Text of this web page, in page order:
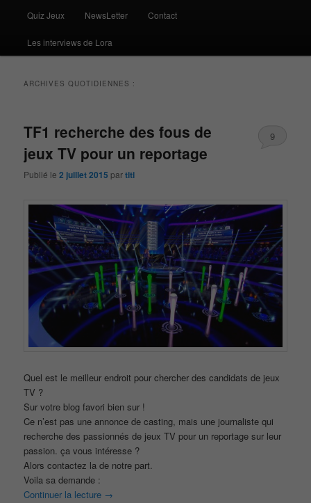
Quiz Jeux NewsLetter Contact
Les interviews de Lora
ARCHIVES QUOTIDIENNES :
TF1 recherche des fous de
jeux TV pour un reportage
Publié le2 juillet 2015 partiti
9
Quel est le meilleur endroit pour chercher des candidats de jeux
TV ?
Sur votre blog favori bien sur !
Ce n’est pas une annonce de casting, mais une journaliste qui
recherche des passionnés de jeux TV pour un reportage sur leur
passion. ça vous intéresse ?
Alors contactez la de notre part.
Voila sa demande :
Continuer la lecture →